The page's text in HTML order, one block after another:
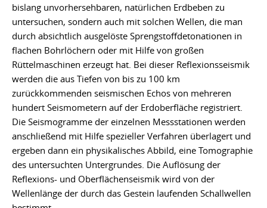
bislang unvorhersehbaren, natürlichen Erdbeben zu
untersuchen, sondern auch mit solchen Wellen, die man
durch absichtlich ausgelöste Sprengstoffdetonationen in
flachen Bohrlöchern oder mit Hilfe von großen
Rüttelmaschinen erzeugt hat. Bei dieser Reflexionsseismik
werden die aus Tiefen von bis zu 100 km
zurückkommenden seismischen Echos von mehreren
hundert Seismometern auf der Erdoberfläche registriert.
Die Seismogramme der einzelnen Messstationen werden
anschließend mit Hilfe spezieller Verfahren überlagert und
ergeben dann ein physikalisches Abbild, eine Tomographie
des untersuchten Untergrundes. Die Auflösung der
Reflexions- und Oberflächenseismik wird von der
Wellenlänge der durch das Gestein laufenden Schallwellen